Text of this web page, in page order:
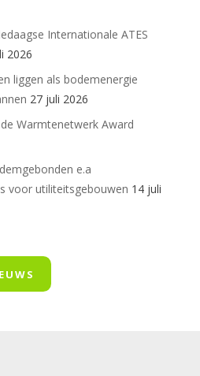
Internationale ATES
2026
liggen als bodemenergie
27 juli 2026
Warmtenetwerk Award
e.a
voor utiliteitsgebouwen 14 juli